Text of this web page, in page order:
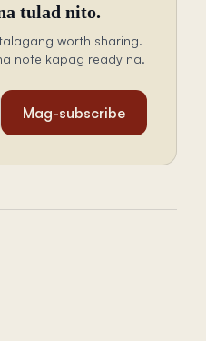
tulad nito.
worth sharing.
note kapag ready na.
Mag-subscribe